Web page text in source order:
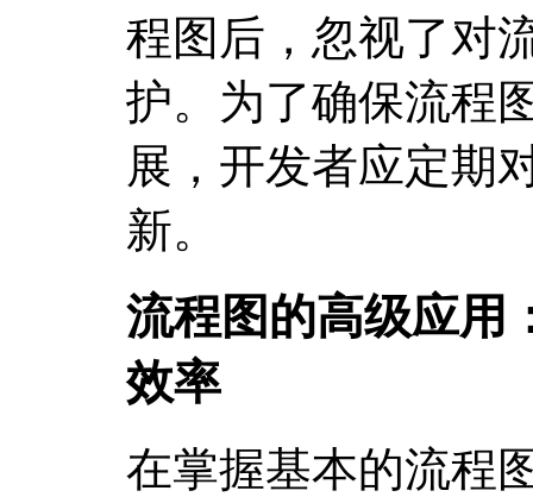
程图后，忽视了对
护。为了确保流程
展，开发者应定期
新。
流程图的高级应用
效率
在掌握基本的流程